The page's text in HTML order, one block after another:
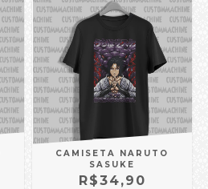
CAMISETA NARUTO
SASUKE
R$34,90